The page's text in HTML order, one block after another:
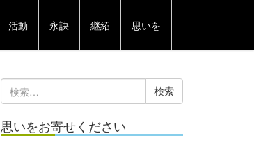
活動 永訣 継紹 思いを
索:
思いをお寄せください